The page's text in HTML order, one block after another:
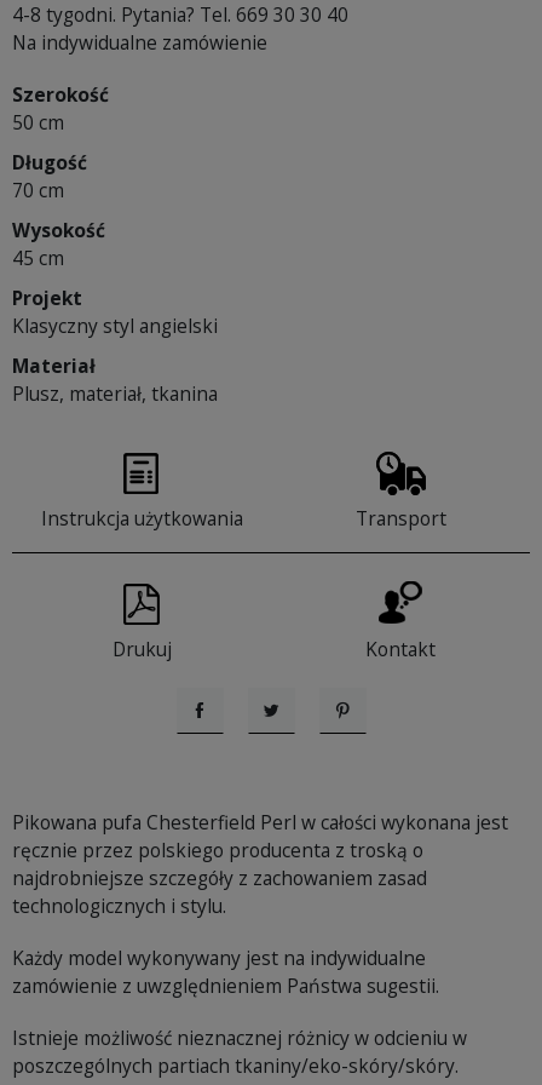
4-8 tygodni. Pytania? Tel. 669 30 30 40
Na indywidualne zamówienie
Szerokość
50 cm
Długość
70 cm
Wysokość
45 cm
Projekt
Klasyczny styl angielski
Materiał
Plusz, materiał, tkanina
Instrukcja użytkowania Transport
Drukuj Kontakt
UdostępnijTweetujPinterest
Pikowana pufa Chesterfield Perl w całości wykonana jest
ręcznie przez polskiego producenta z troską o
najdrobniejsze szczegóły z zachowaniem zasad
technologicznych i stylu.
Każdy model wykonywany jest na indywidualne
zamówienie z uwzględnieniem Państwa sugestii.
Istnieje możliwość nieznacznej różnicy w odcieniu w
poszczególnych partiach tkaniny/eko-skóry/skóry.